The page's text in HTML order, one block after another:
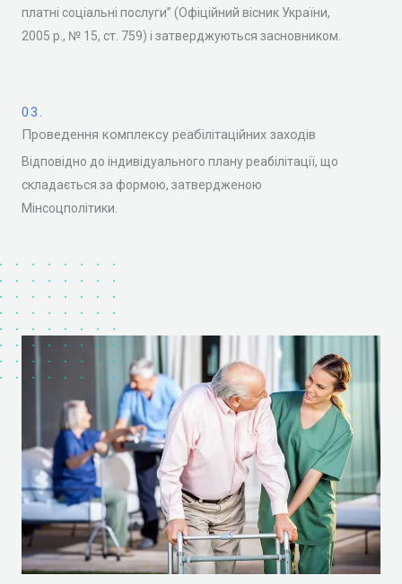
платні соціальні послуги” (Офіційний вісник України,
2005 р., № 15, ст. 759) і затверджуються засновником.
03.
Проведення комплексу реабілітаційних заходів
Відповідно до індивідуального плану реабілітації, що
складається за формою, затвердженою
Мінсоцполітики.